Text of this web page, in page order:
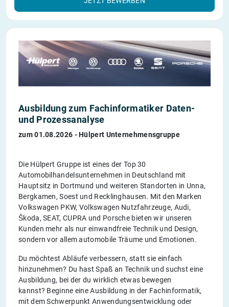
Ausbildung zum Fachinformatiker Daten-
und Prozessanalyse
zum 01.08.2026 - Hülpert Unternehmensgruppe
Die Hülpert Gruppe ist eines der Top 30
Automobilhandelsunternehmen in Deutschland mit
Hauptsitz in Dortmund und weiteren Standorten in Unna,
Bergkamen, Soest und Recklinghausen. Mit den Marken
Volkswagen PKW, Volkswagen Nutzfahrzeuge, Audi,
Škoda, SEAT, CUPRA und Porsche bieten wir unseren
Kunden mehr als nur einwandfreie Technik und Design,
sondern vor allem automobile Träume und Emotionen.
Du möchtest Abläufe verbessern, statt sie einfach
hinzunehmen? Du hast Spaß an Technik und suchst eine
Ausbildung, bei der du wirklich etwas bewegen
kannst? Beginne eine Ausbildung in der Fachinformatik,
mit dem Schwerpunkt Anwendungsentwicklung oder